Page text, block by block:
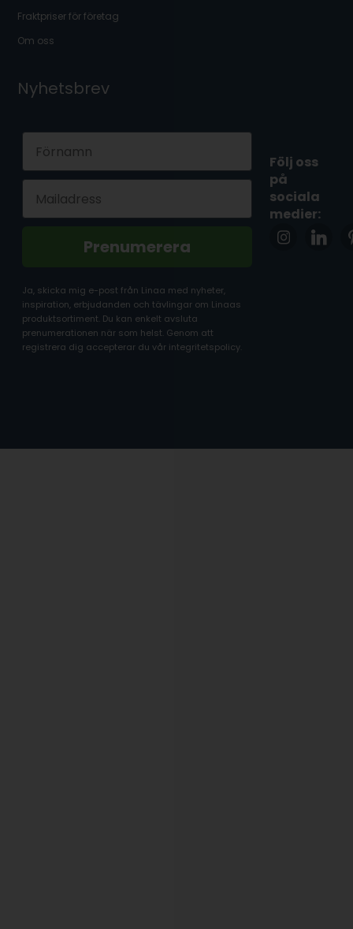
Fraktpriser för företag
Om oss
Nyhetsbrev
Prenumerera
Ja, skicka mig e-post från Linaa med nyheter,
inspiration, erbjudanden och tävlingar om Linaas
produktsortiment. Du kan enkelt avsluta
prenumerationen när som helst. Genom att
registrera dig accepterar du vår integritetspolicy.
Följ oss
på
sociala
medier: